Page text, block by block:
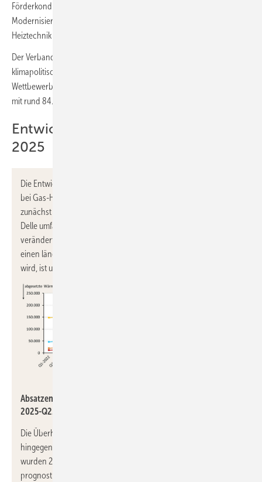
Förderkonditionen. Infolge dieser Unsicherheit hielten sich viele
Modernisierungswillige mit einer umfassenden Investition in neue
Heiztechnik zurück.
Der Verband warnt: „Die aktuelle Entwicklung gefährdet nicht nur die
klimapolitischen Zielsetzungen im Gebäudesektor, sondern auch die
Wettbewerbsfähigkeit und Zukunftsfähigkeit einer Schlüsselbranche
mit rund 84.000 Beschäftigten.“
Entwicklung von Q1-2022 bis Q2-
2025
Die Entwicklung in den letzten 14 Quartalen zeigt insbesondere
bei Gas-Heizungen Mitte 2023 eine deutliche Überhöhung, die
zunächst der nachfolgenden Delle entsprach. Inzwischen ist die
Delle umfangreicher als der Höhenflug. Dass mit einem eventuell
veränderten gesetzlichen Rahmen („GEG 2025“) künftig über
einen längeren Zeitraum wieder ein Niveau von 2022 erreicht
wird, ist unwahrscheinlich.
Absatzentwicklung bei Wärmerzeugern von 2022-Q1 bis
2025-Q2.
Die Überhöhung beim Wärmepumpenabsatz in 2023 hat
hingegen andere Gründe: Anders als bei den Gas-Heizkesseln
wurden 2023 viele Wärmepumpen aufgrund einer zu hoch
prognostizierten Nachfrage in Regale gestellt und suchen